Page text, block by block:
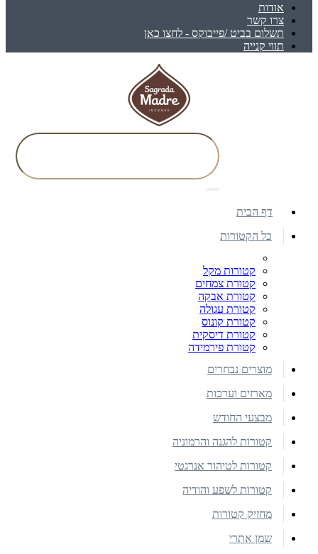
אודות
צרו קשר
תשלום בביט /פייבוקס - לחצו כאן
תווי קנייה
דף הבית
כל הקטורות
קטורות מקל
קטורת צמחים
קטורת אבקה
קטורת עגולה
קטורת קונוס
קטורת דיסקית
קטורת פירמידה
מוצרים נבחרים
מארזים וערכות
מבצעי החודש
קטורות להגנה והרמוניה
קטורות לטיהור אנרגטי
קטורות לשפע והודיה
מחזיק קטורות
שמן אתרי